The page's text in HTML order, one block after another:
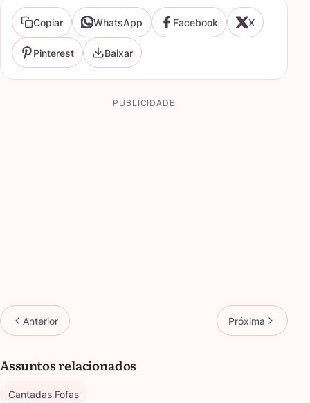
Copiar WhatsApp Facebook X
Pinterest Baixar
PUBLICIDADE
Anterior Próxima
Assuntos relacionados
Cantadas Fofas